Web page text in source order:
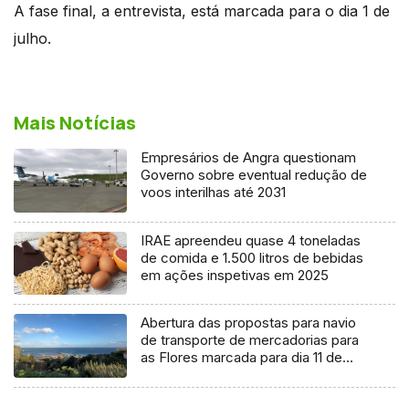
A fase final, a entrevista, está marcada para o dia 1 de
julho.
Mais Notícias
Empresários de Angra questionam
Governo sobre eventual redução de
voos interilhas até 2031
IRAE apreendeu quase 4 toneladas
de comida e 1.500 litros de bebidas
em ações inspetivas em 2025
Abertura das propostas para navio
de transporte de mercadorias para
as Flores marcada para dia 11 de